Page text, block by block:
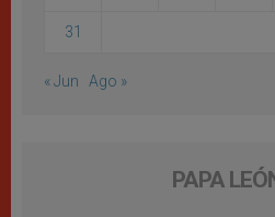
31
« Jun Ago »
PAPA